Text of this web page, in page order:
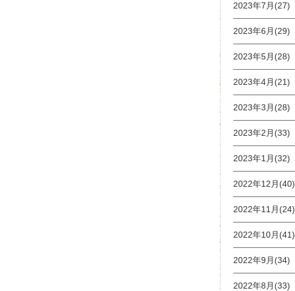
2023年7月(27)
2023年6月(29)
2023年5月(28)
2023年4月(21)
2023年3月(28)
2023年2月(33)
2023年1月(32)
2022年12月(40)
2022年11月(24)
2022年10月(41)
2022年9月(34)
2022年8月(33)